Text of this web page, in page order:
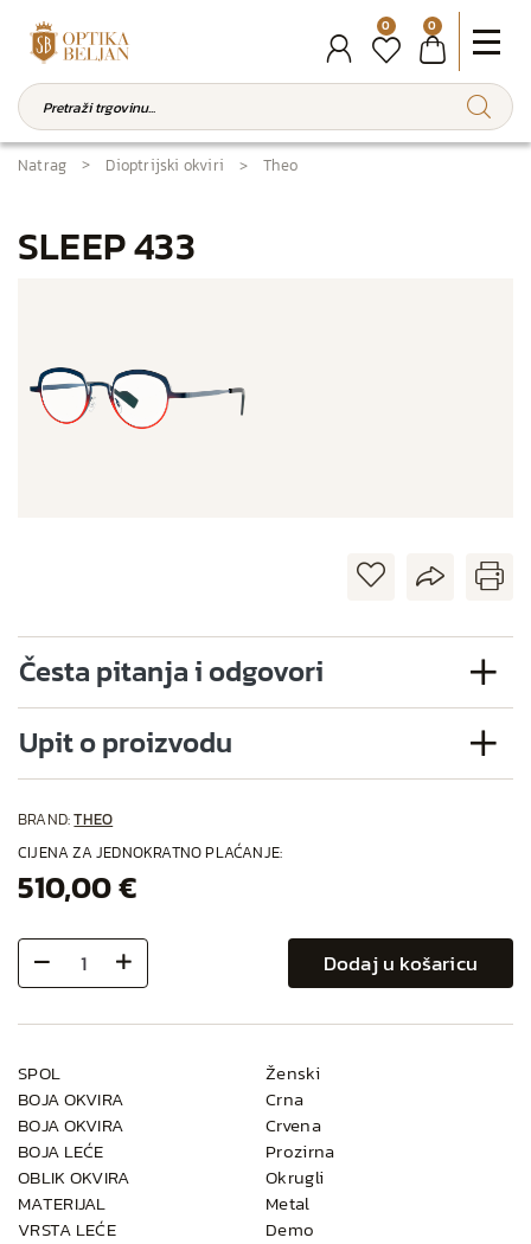
0 0
Natrag Dioptrijski okviri Theo
SLEEP 433
Česta pitanja i odgovori
Upit o proizvodu
BRAND:THEO
CIJENA ZA JEDNOKRATNO PLAĆANJE:
510,00 €
Dodaj u košaricu
SPOL
Ženski
BOJA OKVIRA
Crna
BOJA OKVIRA
Crvena
BOJA LEĆE
Prozirna
OBLIK OKVIRA
Okrugli
MATERIJAL
Metal
VRSTA LEĆE
Demo